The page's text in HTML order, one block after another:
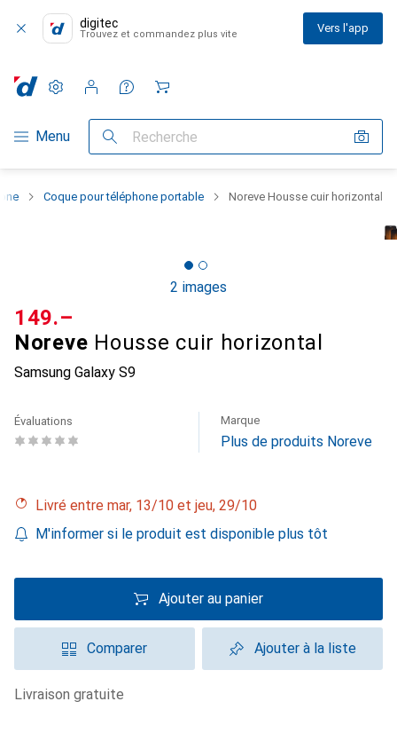
digitec
Trouvez et commandez plus vite Vers l'app
Navigation par catégorie
Menu Recherche
Paramètres
Compte client
Listes de comparaison
Listes d'envies
Panier
Coque pour téléphone portable Noreve Housse cuir horizontal
2 images
Noreve Housse cuir horizontal
Samsung Galaxy S9
CHF
149.–
Évaluations Marque
Plus de produits Noreve
Livré entre mar, 13/10 et jeu, 29/10
M'informer si le produit est disponible plus tôt
Ajouter au panier
Comparer Ajouter à la liste
livraison gratuite